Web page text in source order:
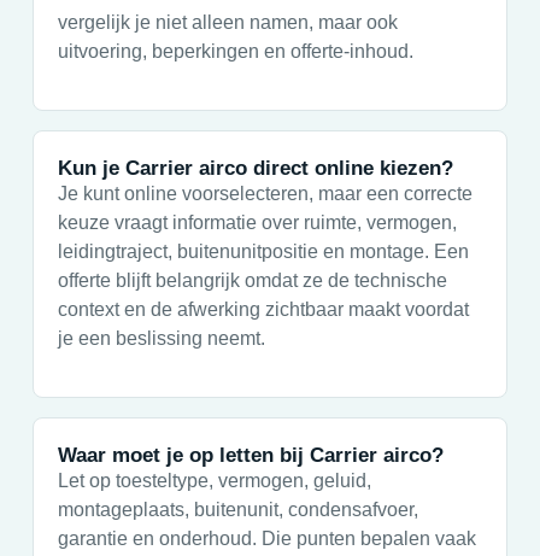
vergelijk je niet alleen namen, maar ook
uitvoering, beperkingen en offerte-inhoud.
Kun je Carrier airco direct online kiezen?
Je kunt online voorselecteren, maar een correcte
keuze vraagt informatie over ruimte, vermogen,
leidingtraject, buitenunitpositie en montage. Een
offerte blijft belangrijk omdat ze de technische
context en de afwerking zichtbaar maakt voordat
je een beslissing neemt.
Waar moet je op letten bij Carrier airco?
Let op toesteltype, vermogen, geluid,
montageplaats, buitenunit, condensafvoer,
garantie en onderhoud. Die punten bepalen vaak